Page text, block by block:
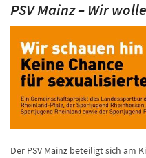
PSV Mainz – Wir
Der PSV Mainz beteiligt sich